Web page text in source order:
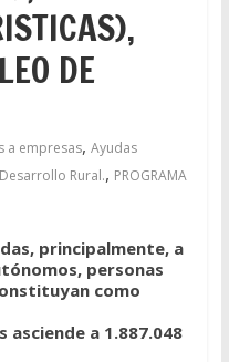
DE
a empresas, Ayudas
Desarrollo Rural., PROGRAMA
principalmente, a
personas
como
asciende a 1.887.048